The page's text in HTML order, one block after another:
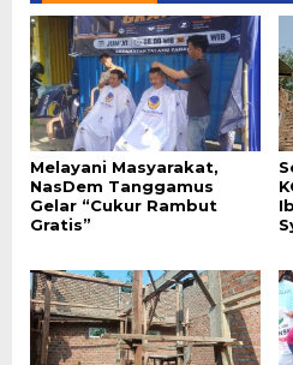
Melayani Masyarakat,
NasDem Tanggamus
Gelar “Cukur Rambut
Gratis”